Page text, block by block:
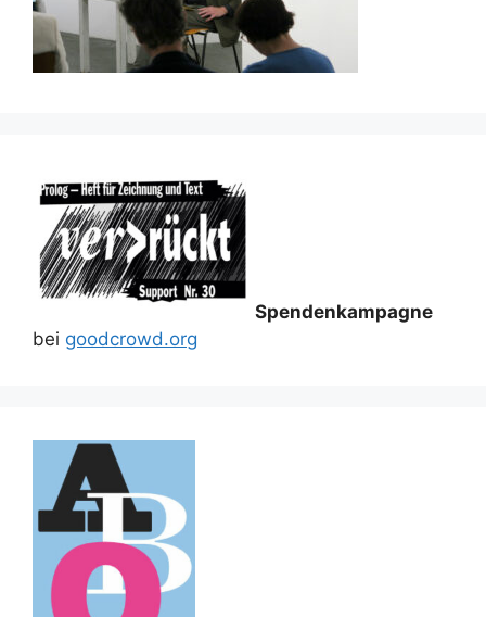
Spendenkampagne
bei goodcrowd.org